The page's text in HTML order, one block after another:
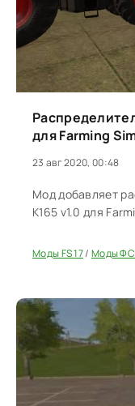
для Farming
23 авг 2020, 00:48
Мод добавляет
K165 v1.0 для
Моды FS 17/ Моды ФС